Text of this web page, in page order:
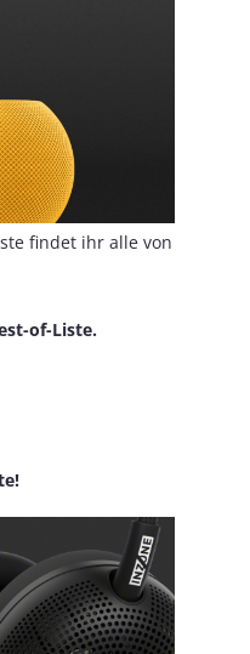
findet ihr alle von
of-Liste.